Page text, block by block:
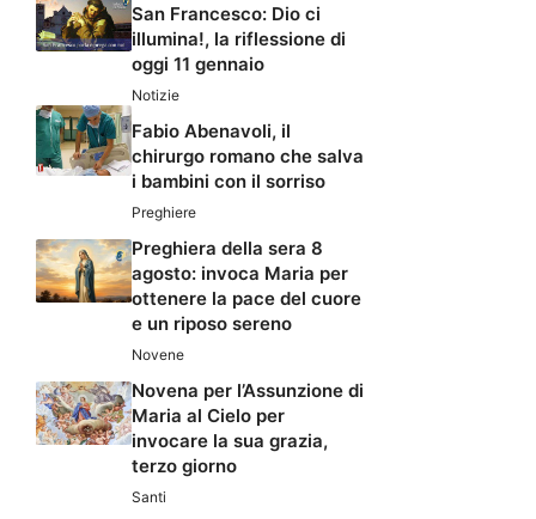
San Francesco: Dio ci
illumina!, la riflessione di
oggi 11 gennaio
Notizie
Fabio Abenavoli, il
chirurgo romano che salva
i bambini con il sorriso
Preghiere
Preghiera della sera 8
agosto: invoca Maria per
ottenere la pace del cuore
e un riposo sereno
Novene
Novena per l’Assunzione di
Maria al Cielo per
invocare la sua grazia,
terzo giorno
Santi